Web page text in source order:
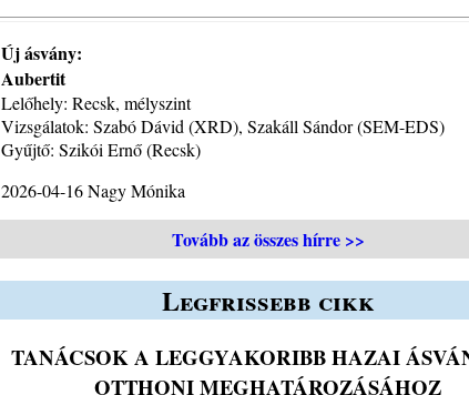
Új ásvány:
Aubertit
Lelőhely: Recsk, mélyszint
Vizsgálatok: Szabó Dávid (XRD), Szakáll Sándor (SEM-EDS)
Gyűjtő: Szikói Ernő (Recsk)
2026-04-16 Nagy Mónika
Tovább az összes hírre >>
Legfrissebb cikk
TANÁCSOK A LEGGYAKORIBB HAZAI
OTTHONI MEGHATÁROZÁSÁHOZ